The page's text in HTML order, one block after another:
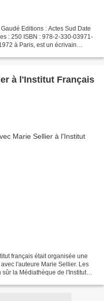
Editions : Actes Sud Date
: 250 ISBN : 978-2-330-03971-
à Paris, est un écrivain
à l'Institut Français
français était organisée une
l'auteure Marie Sellier. Les
la Médiathèque de l'Institut